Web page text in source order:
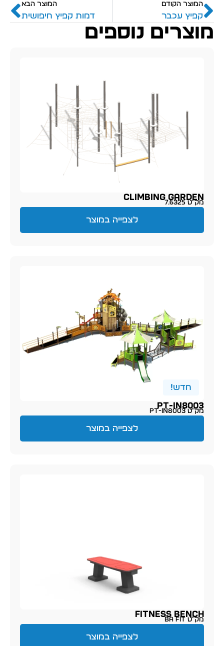
המוצר הקודם
קפיץ עכבר
המוצר הבא
דמות קפיץ חיפושית
מוצרים נוספים
Climbing Garden
מק״ט 7.6325
לצפייה במוצר
חדש!
PT-IN8003
מק״ט PT-IN8003
לצפייה במוצר
FITNESS BENCH
מק״ט BA FIT
לצפייה במוצר